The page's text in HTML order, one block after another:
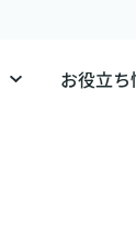
お役立ち